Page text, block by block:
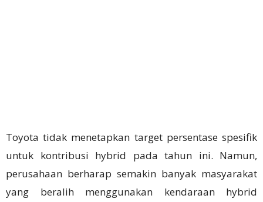
Toyota tidak menetapkan target persentase spesifik
untuk kontribusi hybrid pada tahun ini. Namun,
perusahaan berharap semakin banyak masyarakat
yang beralih menggunakan kendaraan hybrid